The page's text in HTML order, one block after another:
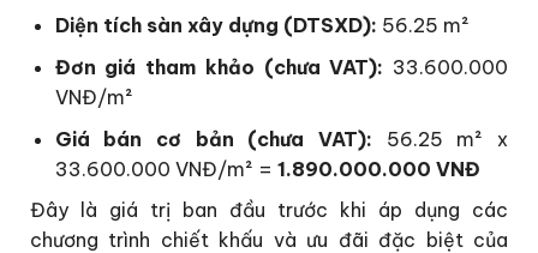
Diện tích sàn xây dựng (DTSXD): 56.25 m²
Đơn giá tham khảo (chưa VAT): 33.600.000
VNĐ/m²
Giá bán cơ bản (chưa VAT): 56.25 m² x
33.600.000 VNĐ/m² = 1.890.000.000 VNĐ
Đây là giá trị ban đầu trước khi áp dụng các
chương trình chiết khấu và ưu đãi đặc biệt của